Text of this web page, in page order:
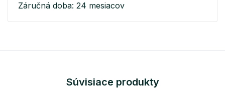
Záručná doba: 24 mesiacov
Súvisiace produkty